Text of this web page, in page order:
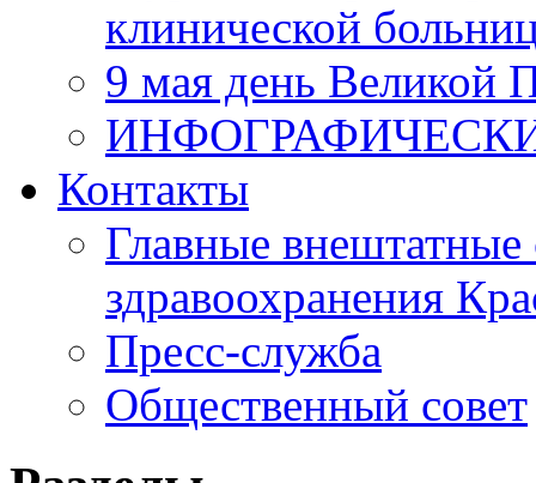
клинической
9 мая день Великой
Контакты
Главные внештатные
здравоохранения
Пресс-служба
Общественный совет